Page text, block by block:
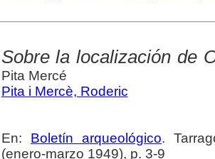
Sobre la localización de
Pita Mercé
Pita i Mercè, Roderic
En: Boletín arqueológico.
(enero-marzo 1949), p. 3-9